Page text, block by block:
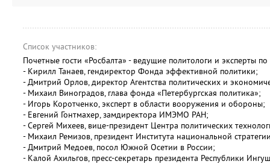
Список участников:
Почетные гости «Росбалта» - ведущие политологи и эксперты
- Кирилл Танаев, гендиректор Фонда эффективной политики;
- Дмитрий Орлов, директор Агентства политических и
- Михаил Виноградов, глава фонда «Петербургская политика»;
- Игорь Коротченко, эксперт в области вооружения и обороны;
- Евгений Гонтмахер, замдиректора ИМЭМО РАН;
- Сергей Михеев, вице-президент Центра политических
- Михаил Ремизов, президент Института национальной
- Дмитрий Медоев, посол Южной Осетии в России;
- Калой Ахильгов, пресс-секретарь президента Республики